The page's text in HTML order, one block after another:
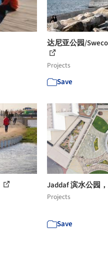
达尼亚公园/
Projects
Save
Jaddaf 滨水公园
Projects
Save